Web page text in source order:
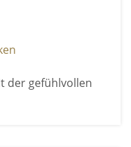
der gefühlvollen